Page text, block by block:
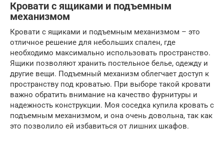
Кровати с ящиками и подъемным
механизмом
Кровати с ящиками и подъемным механизмом – это
отличное решение для небольших спален, где
необходимо максимально использовать пространство.
Ящики позволяют хранить постельное белье, одежду и
другие вещи. Подъемный механизм облегчает доступ к
пространству под кроватью. При выборе такой кровати
важно обратить внимание на качество фурнитуры и
надежность конструкции. Моя соседка купила кровать с
подъемным механизмом, и она очень довольна, так как
это позволило ей избавиться от лишних шкафов.